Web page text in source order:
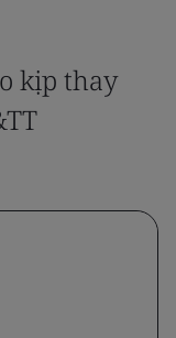
kịp thay